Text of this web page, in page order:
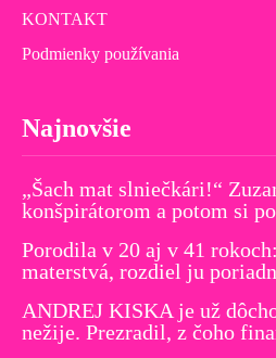
KONTAKT
Podmienky používania
Najnovšie
„Šach mat slniečkári!“
konšpirátorom a potom si
Porodila v 20 aj v 41
materstvá, rozdiel ju
ANDREJ KISKA je už
nežije. Prezradil, z čoho